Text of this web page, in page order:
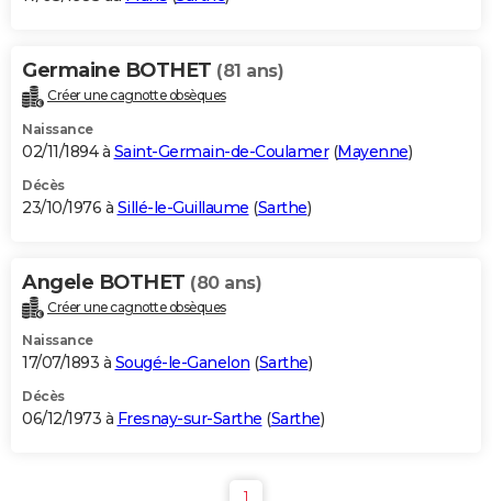
Germaine BOTHET (81 ans)
Créer une cagnotte obsèques
Naissance
02/11/1894 à Saint-Germain-de-Coulamer(Mayenne)
Décès
23/10/1976 à Sillé-le-Guillaume (Sarthe)
Angele BOTHET (80 ans)
Créer une cagnotte obsèques
Naissance
17/07/1893 à Sougé-le-Ganelon (Sarthe)
Décès
06/12/1973 à Fresnay-sur-Sarthe (Sarthe)
1